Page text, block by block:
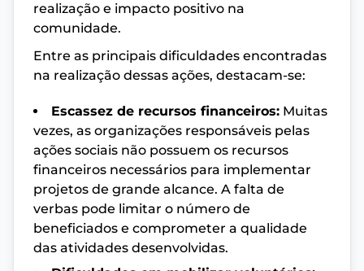
realização e impacto positivo na
comunidade.
Entre as principais dificuldades encontradas
na realização dessas ações, destacam-se:
Escassez de recursos financeiros: Muitas
vezes, as organizações responsáveis pelas
ações sociais não possuem os recursos
financeiros necessários para implementar
projetos de grande alcance. A falta de
verbas pode limitar o número de
beneficiados e comprometer a qualidade
das atividades desenvolvidas.